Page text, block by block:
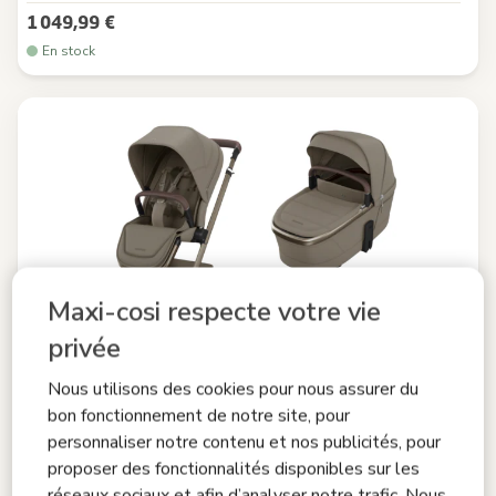
Maxi-cosi respecte votre vie
privée
Nous utilisons des cookies pour nous assurer du
bon fonctionnement de notre site, pour
personnaliser notre contenu et nos publicités, pour
proposer des fonctionnalités disponibles sur les
1 049,99 €
En stock